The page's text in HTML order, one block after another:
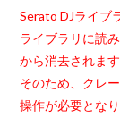
Serato DJライブ
ライブラリに読
から消去されます
そのため、 クレ
操作が必要とな